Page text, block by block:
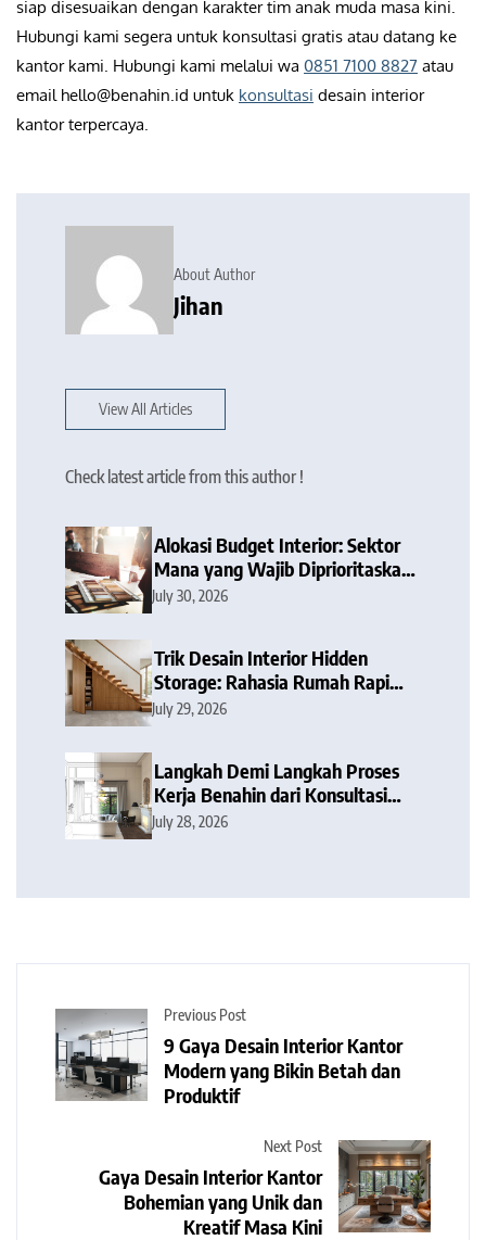
siap disesuaikan dengan karakter tim anak muda masa kini.
Hubungi kami segera untuk konsultasi gratis atau datang ke
kantor kami. Hubungi kami melalui wa 0851 7100 8827 atau
email hello@benahin.id untuk konsultasi desain interior
kantor terpercaya.
About Author
Jihan
View All Articles
Check latest article from this author !
Alokasi Budget Interior: Sektor
Mana yang Wajib Diprioritaskan
dan Mana yang Bisa Dipangkas?
July 30, 2026
Trik Desain Interior Hidden
Storage: Rahasia Rumah Rapi
Tanpa Barang Berantakan
July 29, 2026
Langkah Demi Langkah Proses
Kerja Benahin dari Konsultasi
hingga Serah Terima Kunci
July 28, 2026
Previous Post
9 Gaya Desain Interior Kantor
Modern yang Bikin Betah dan
Produktif
Next Post
Gaya Desain Interior Kantor
Bohemian yang Unik dan
Kreatif Masa Kini